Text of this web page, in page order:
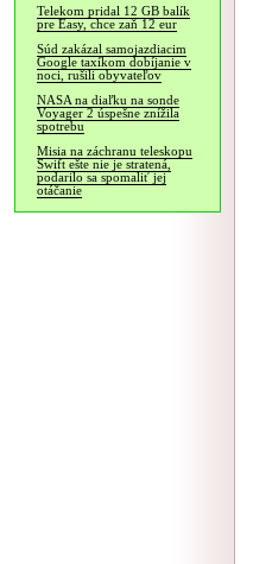
Telekom pridal 12 GB balík
pre Easy, chce zaň 12 eur
Súd zakázal samojazdiacim
Google taxíkom dobíjanie v
noci, rušili obyvateľov
NASA na diaľku na sonde
Voyager 2 úspešne znížila
spotrebu
Misia na záchranu teleskopu
Swift ešte nie je stratená,
podarilo sa spomaliť jej
otáčanie